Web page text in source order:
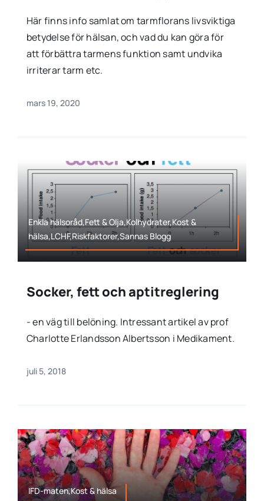
Här finns info samlat om tarmflorans livsviktiga
betydelse för hälsan, och vad du kan göra för
att förbättra tarmens funktion samt undvika
irriterar tarm etc.
mars 19, 2020
Enkla hälsoråd,Fett & Olja,Kolhydrater,Kost &
hälsa,LCHF,Riskfaktorer,Sannas Blogg
Socker, fett och aptitreglering
- en väg till belöning. Intressant artikel av prof
Charlotte Erlandsson Albertsson i Medikament.
juli 5, 2018
IFD-maten,Kost & hälsa